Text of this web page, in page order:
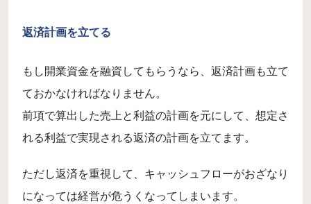
返済計画を立てる
もし開業資金を融資してもらうなら、返済計画も立て
ておかなければなりません。
前項で算出した売上と利益の計画を元にして、想定さ
れる利益で実現される返済の計画を立てます。
ただし返済を重視して、キャッシュフローがおざなり
になっては経営が危うくなってしまいます。